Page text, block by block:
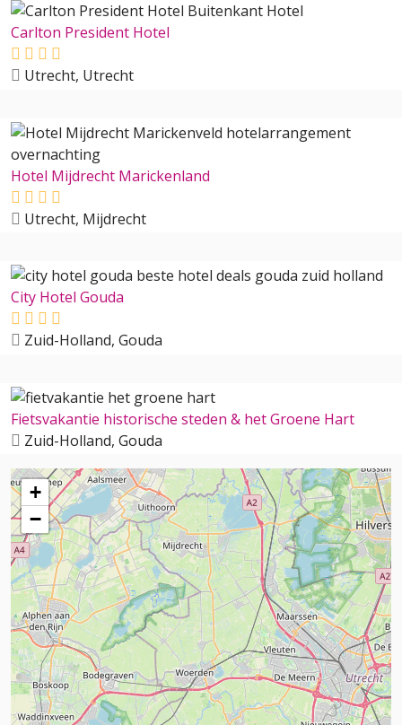
Carlton President Hotel
Utrecht, Utrecht
Hotel Mijdrecht Marickenland
Utrecht, Mijdrecht
City Hotel Gouda
Zuid-Holland, Gouda
Fietsvakantie historische steden & het Groene Hart
Zuid-Holland, Gouda
+
−